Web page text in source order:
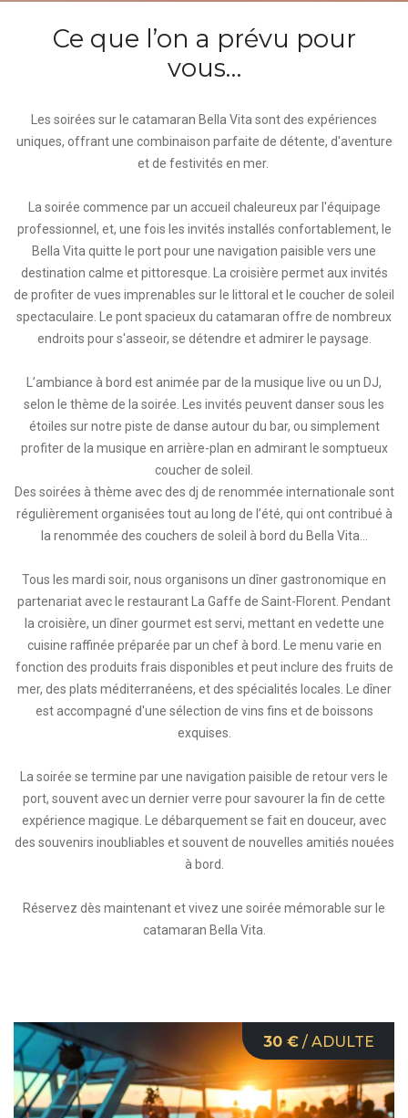
Ce que l’on a prévu pour
vous…
Les soirées sur le catamaran Bella Vita sont des expériences
uniques, offrant une combinaison parfaite de détente, d'aventure
et de festivités en mer.
La soirée commence par un accueil chaleureux par l'équipage
professionnel, et, une fois les invités installés confortablement, le
Bella Vita quitte le port pour une navigation paisible vers une
destination calme et pittoresque. La croisière permet aux invités
de profiter de vues imprenables sur le littoral et le coucher de soleil
spectaculaire. Le pont spacieux du catamaran offre de nombreux
endroits pour s'asseoir, se détendre et admirer le paysage.
L’ambiance à bord est animée par de la musique live ou un DJ,
selon le thème de la soirée. Les invités peuvent danser sous les
étoiles sur notre piste de danse autour du bar, ou simplement
profiter de la musique en arrière-plan en admirant le somptueux
coucher de soleil.
Des soirées à thème avec des dj de renommée internationale sont
régulièrement organisées tout au long de l’été, qui ont contribué à
la renommée des couchers de soleil à bord du Bella Vita…
Tous les mardi soir, nous organisons un dîner gastronomique en
partenariat avec le restaurant La Gaffe de Saint-Florent. Pendant
la croisière, un dîner gourmet est servi, mettant en vedette une
cuisine raffinée préparée par un chef à bord. Le menu varie en
fonction des produits frais disponibles et peut inclure des fruits de
mer, des plats méditerranéens, et des spécialités locales. Le dîner
est accompagné d'une sélection de vins fins et de boissons
exquises.
La soirée se termine par une navigation paisible de retour vers le
port, souvent avec un dernier verre pour savourer la fin de cette
expérience magique. Le débarquement se fait en douceur, avec
des souvenirs inoubliables et souvent de nouvelles amitiés nouées
à bord.
Réservez dès maintenant et vivez une soirée mémorable sur le
catamaran Bella Vita.
30 €/ ADULTE